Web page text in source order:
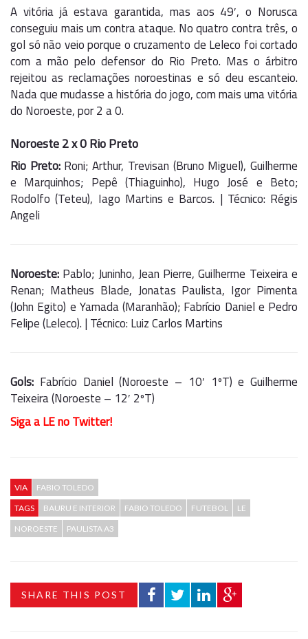
A vitória já estava garantida, mas aos 49′, o Norusca
conseguiu mais um contra ataque. No quatro contra três, o
gol só não veio porque o cruzamento de Leleco foi cortado
com a mão pelo defensor do Rio Preto. Mas o árbitro
rejeitou as reclamações noroestinas e só deu escanteio.
Nada que mudasse a história do jogo, com mais uma vitória
do Noroeste, por 2 a 0.
Noroeste 2 x 0 Rio Preto
Rio Preto:Roni; Arthur, Trevisan (Bruno Miguel), Guilherme
e Marquinhos; Pepê (Thiaguinho), Hugo José e Beto;
Rodolfo (Teteu), Iago Martins e Barcos. | Técnico: Régis
Angeli
Noroeste:Pablo; Juninho, Jean Pierre, Guilherme Teixeira e
Renan; Matheus Blade, Jonatas Paulista, Igor Pimenta
(John Egito) e Yamada (Maranhão); Fabrício Daniel e Pedro
Felipe (Leleco). | Técnico: Luiz Carlos Martins
Gols: Fabrício Daniel (Noroeste – 10′ 1ºT) e Guilherme
Teixeira (Noroeste – 12′ 2ºT)
Siga a LE no Twitter!
VIA
FABIO TOLEDO
TAGS
BAURU E INTERIOR FABIO TOLEDO FUTEBOL
LE
NOROESTE
PAULISTA A3
SHARE THIS POST